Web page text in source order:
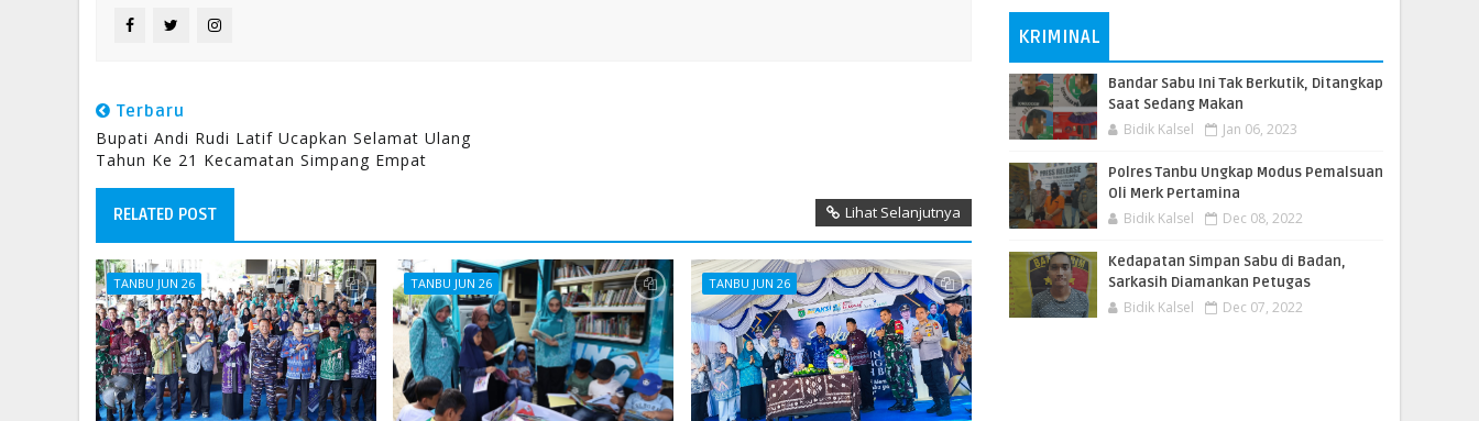
Terbaru
Bupati Andi Rudi Latif Ucapkan Selamat Ulang
Tahun Ke 21 Kecamatan Simpang Empat
RELATED POST Lihat Selanjutnya
TANBU JUN 26 TANBU JUN 26 TANBU JUN 26
KRIMINAL
Bandar Sabu Ini Tak Berkutik, Ditangkap
Saat Sedang Makan
Bidik Kalsel Jan 06, 2023
Polres Tanbu Ungkap Modus Pemalsuan
Oli Merk Pertamina
Bidik Kalsel Dec 08, 2022
Kedapatan Simpan Sabu di Badan,
Sarkasih Diamankan Petugas
Bidik Kalsel Dec 07, 2022